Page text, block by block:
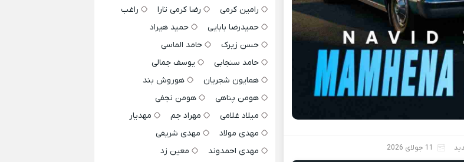
11 جولای 2026
رامین کرمی
رضا کرمی تارا
راغب
حمیدرضا بابایی
حمید هیراد
حسن زیرک
حامد الماسی
حامد سنجابی
یوسف جمالی
همایون شجریان
هوروش بند
هومن پناهی
هومن نجفی
میلاد غلامی
مهراد جم
مهدیار
مهدی مولاد
مهدی شریفی
مهدی احمدوند
معین زد